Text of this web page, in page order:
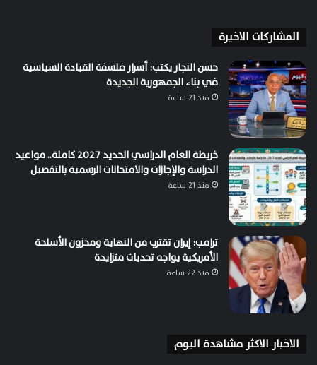
المشاركات الاخيرة
حسن النجار يكتب: أسرار فلسفة القيادة السياسية
في بناء الجمهورية الجديدة
منذ 21 ساعة
خريطة العام الدراسي الجديد 2027 كاملة.. مواعيد
الدراسة والإجازات والامتحانات الرسمية بالتفصيل
منذ 21 ساعة
ترامب: إيران تقترب من النهاية ومخزون الأسلحة
الأمريكية يواجه تحديات متزايدة
منذ 22 ساعة
الاخبار الاكثر مشاهدة اليوم